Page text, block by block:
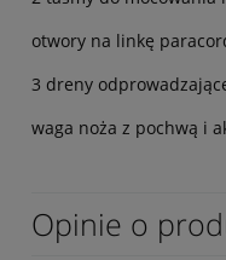
otwory na linkę
3 dreny
waga noża z pochwą i
Opinie o